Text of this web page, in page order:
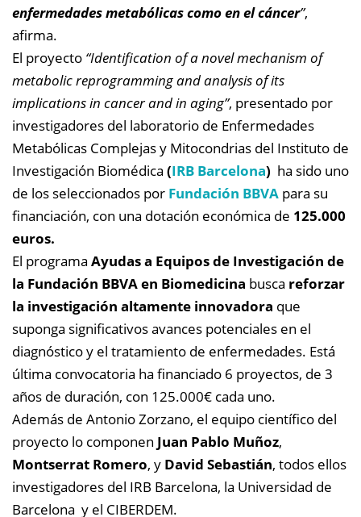
enfermedades metabólicas como en el cáncer”,
afirma.
El proyecto “Identification of a novel mechanism of
metabolic reprogramming and analysis of its
implications in cancer and in aging”, presentado por
investigadores del laboratorio de Enfermedades
Metabólicas Complejas y Mitocondrias del Instituto de
Investigación Biomédica (IRB Barcelona) ha sido uno
de los seleccionados por Fundación BBVA para su
financiación, con una dotación económica de 125.000
euros.
El programa Ayudas a Equipos de Investigación de
la Fundación BBVA en Biomedicina busca reforzar
la investigación altamente innovadora que
suponga significativos avances potenciales en el
diagnóstico y el tratamiento de enfermedades. Está
última convocatoria ha financiado 6 proyectos, de 3
años de duración, con 125.000€ cada uno.
Además de Antonio Zorzano, el equipo científico del
proyecto lo componen Juan Pablo Muñoz,
Montserrat Romero, y David Sebastián, todos ellos
investigadores del IRB Barcelona, la Universidad de
Barcelona y el CIBERDEM.